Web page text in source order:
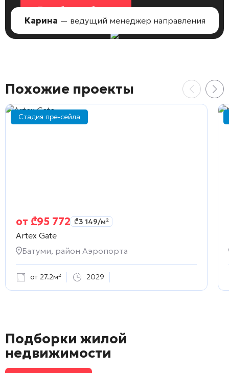
Подобрать объект
Карина — ведущий менеджер направления
Похожие проекты
Стадия пре-сейла
от ₾95 772 ₾3 149/м²
Artex Gate
Батуми, район Аэропорта
от 27.2м² 2029
Подборки жилой
недвижимости